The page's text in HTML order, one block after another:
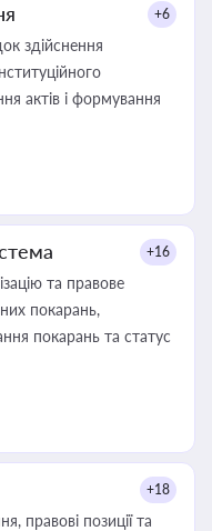
+6
здійснення
актів і формування
+16
та правове
покарань,
покарань та статус
+18
правові позиції та